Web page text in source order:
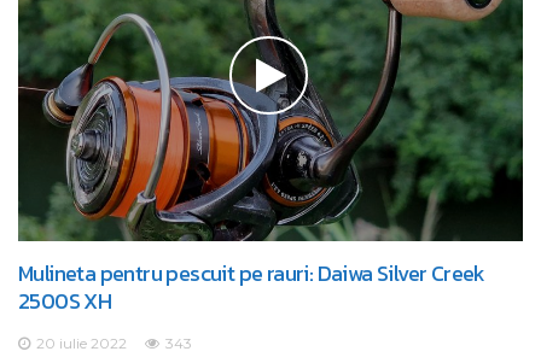
Mulineta pentru pescuit pe rauri: Daiwa Silver Creek
2500S XH
20 iulie 2022 343